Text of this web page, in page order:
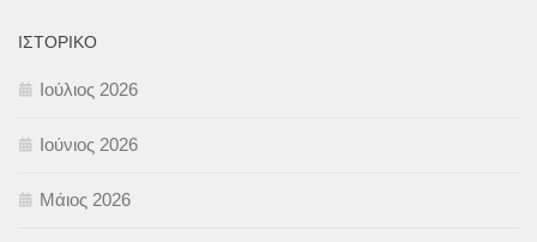
ΙΣΤΟΡΙΚΌ
Ιούλιος 2026
Ιούνιος 2026
Μάιος 2026